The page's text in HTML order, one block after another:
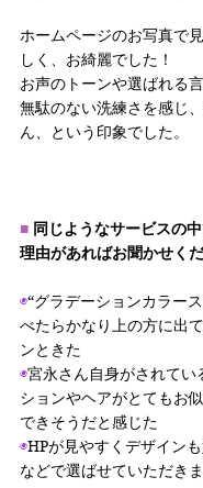
ホームページのお写真で
しく、お綺麗でした！
お声のトーンや選ばれる
無駄のない洗練さを感じ
ん、という印象でした。
■ 同じようなサービスの
理由があればお聞かせくだ
◉“グラデーションカラー
べたらかなり上の方に出
ンときた
◉宮永さん自身がされてい
ションやヘアがとてもお
できそうだと感じた
◉HPが見やすくデザイン
などで選ばせていただきま